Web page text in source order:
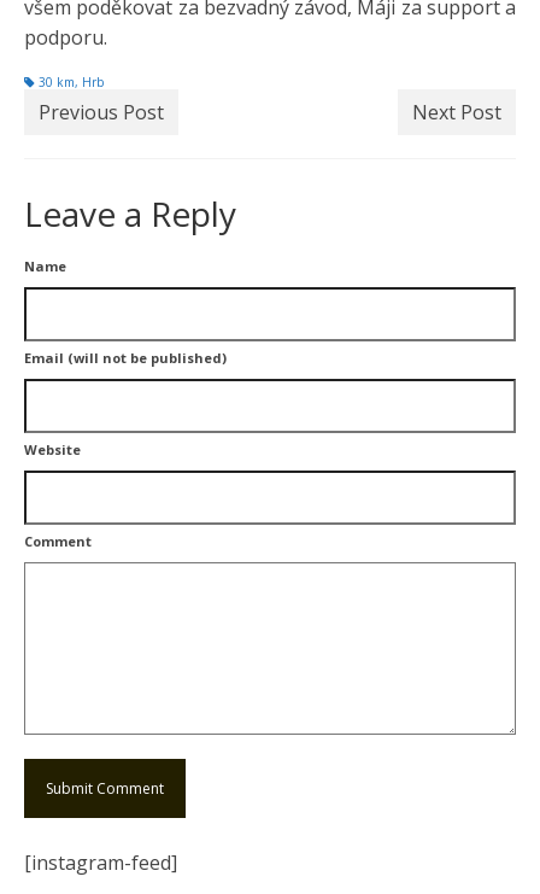
všem poděkovat za bezvadný závod, Máji za support a
podporu.
30 km, Hrb
Previous Post Next Post
Leave a Reply
Name
Email (will not be published)
Website
Comment
[instagram-feed]